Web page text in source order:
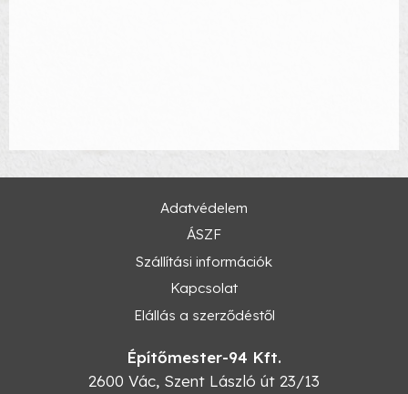
Adatvédelem
ÁSZF
Szállítási információk
Kapcsolat
Elállás a szerződéstől
Építőmester-94 Kft.
2600 Vác, Szent László út 23/13